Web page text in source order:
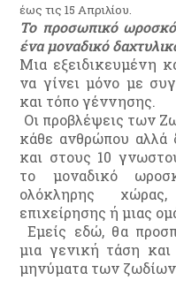
έως τις 15 Απριλίου.
Το προσωπικό
ένα μοναδικό
Μια εξειδικευμένη
να γίνει μόνο με
και τόπο γέννησης.
Οι προβλέψεις των
κάθε ανθρώπου αλλά
και στους 10
το μοναδικό
ολόκληρης
επιχείρησης ή μιας
Εμείς εδώ, θα
μια γενική τάση
μηνύματα των